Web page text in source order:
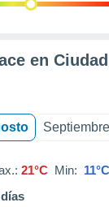
en
Septiembre
21°C Min: 11°C
días